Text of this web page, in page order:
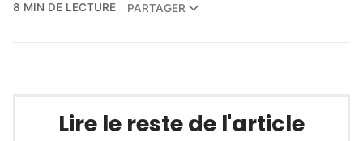
8 MIN DE LECTURE
PARTAGER
Lire le reste de l'article